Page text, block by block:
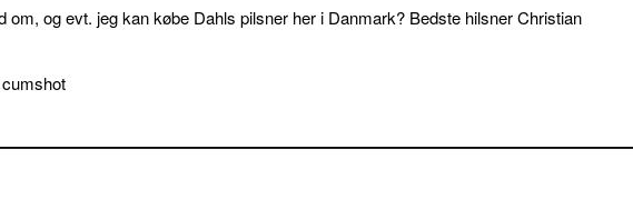
om, og evt. jeg kan købe Dahls pilsner her i Danmark? Bedste hilsner Christian